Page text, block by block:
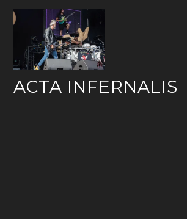
Skip
content
ACTA INFERNALIS